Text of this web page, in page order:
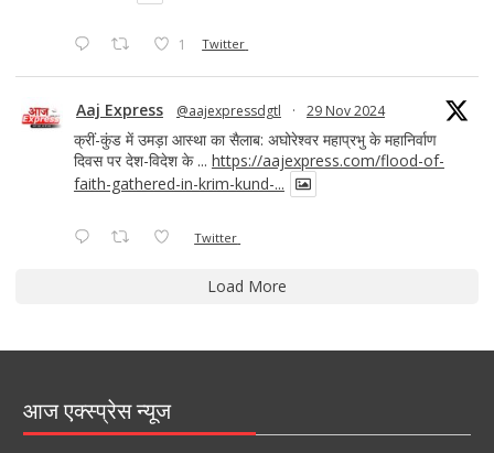
1 Twitter
Aaj Express @aajexpressdgtl · 29 Nov 2024
क्रीं-कुंड में उमड़ा आस्था का सैलाब: अघोरेश्वर महाप्रभु के महानिर्वाण
दिवस पर देश-विदेश के ... https://aajexpress.com/flood-of-
faith-gathered-in-krim-kund-...
Twitter
Load More
आज एक्स्प्रेस न्यूज